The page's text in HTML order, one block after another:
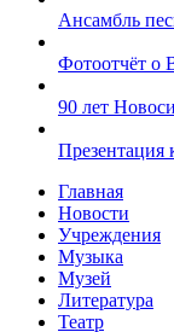
Ансамбль
Фотоотчёт о
90 лет
Презентация
Главная
Новости
Учреждения
Музыка
Музей
Литература
Театр